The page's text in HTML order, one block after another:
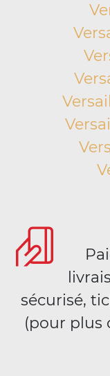
sécurisé,
(pour plus